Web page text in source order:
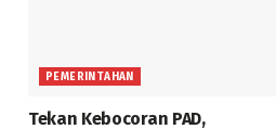
PEMERINTAHAN
Tekan Kebocoran PAD,